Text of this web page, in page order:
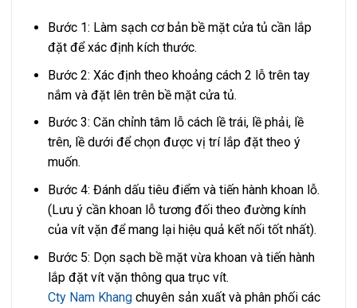
Bước 1: Làm sạch cơ bản bề mặt cửa tủ cần lắp
đặt để xác định kích thước.
Bước 2: Xác định theo khoảng cách 2 lỗ trên tay
nắm và đặt lên trên bề mặt cửa tủ.
Bước 3: Căn chỉnh tâm lỗ cách lề trái, lề phải, lề
trên, lề dưới để chọn được vị trí lắp đặt theo ý
muốn.
Bước 4: Đánh dấu tiêu điểm và tiến hành khoan lỗ.
(Lưu ý cần khoan lỗ tương đối theo đường kính
của vít vặn để mang lại hiệu quả kết nối tốt nhất).
Bước 5: Dọn sạch bề mặt vừa khoan và tiến hành
lắp đặt vít vặn thông qua trục vít.
Cty Nam Khangchuyên sản xuất và phân phối các